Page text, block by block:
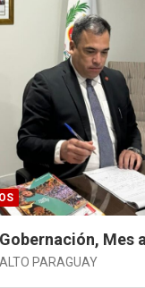
Mes
ALTO PARAGUAY